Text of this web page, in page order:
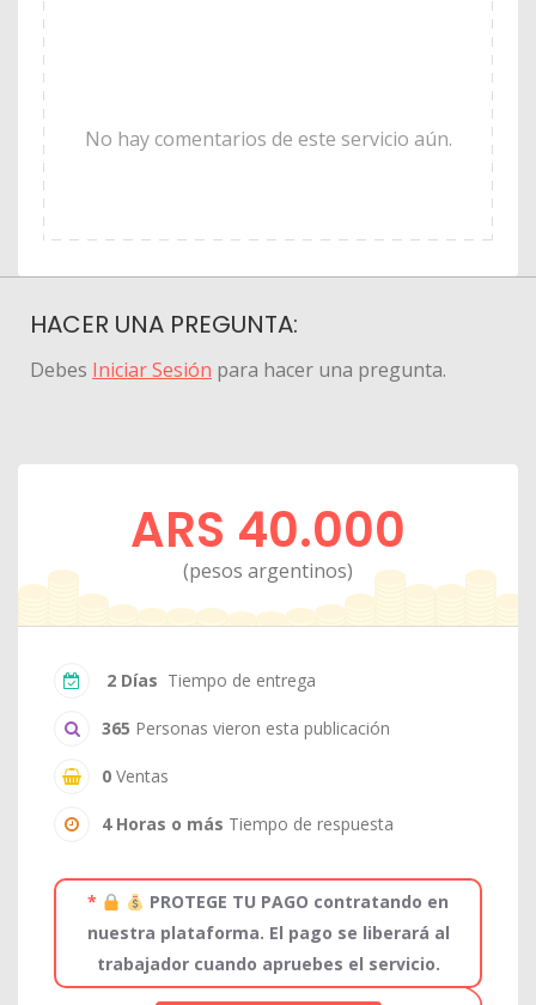
No hay comentarios de este servicio aún.
HACER UNA PREGUNTA:
Debes Iniciar Sesión para hacer una pregunta.
ARS 40.000
(pesos argentinos)
2 Días Tiempo de entrega
365 Personas vieron esta publicación
0 Ventas
4 Horas o más Tiempo de respuesta
*
PROTEGE TU PAGO contratando en
nuestra plataforma. El pago se liberará al
trabajador cuando apruebes el servicio.